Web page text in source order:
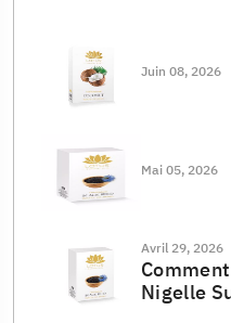
Juin 08, 2026
Mai 05, 2026
Avril 29, 2026
Nigelle